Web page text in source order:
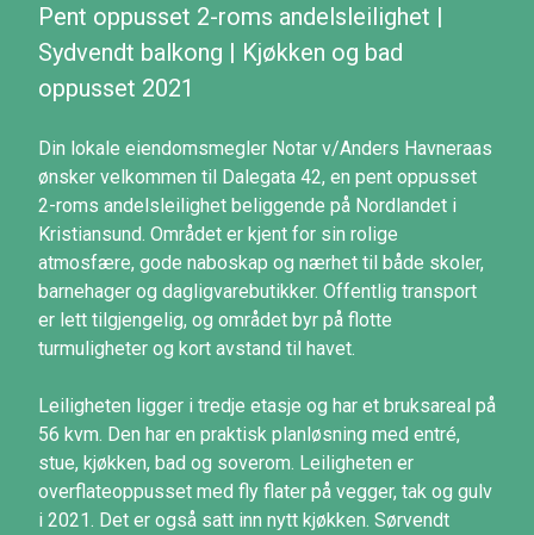
Pent oppusset 2-roms andelsleilighet |
Sydvendt balkong | Kjøkken og bad
oppusset 2021
Din lokale eiendomsmegler Notar v/Anders Havneraas
ønsker velkommen til Dalegata 42, en pent oppusset
2-roms andelsleilighet beliggende på Nordlandet i
Kristiansund. Området er kjent for sin rolige
atmosfære, gode naboskap og nærhet til både skoler,
barnehager og dagligvarebutikker. Offentlig transport
er lett tilgjengelig, og området byr på flotte
turmuligheter og kort avstand til havet.
Leiligheten ligger i tredje etasje og har et bruksareal på
56 kvm. Den har en praktisk planløsning med entré,
stue, kjøkken, bad og soverom. Leiligheten er
overflateoppusset med fly flater på vegger, tak og gulv
i 2021. Det er også satt inn nytt kjøkken. Sørvendt